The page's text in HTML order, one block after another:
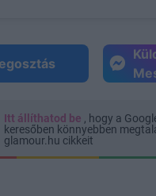
Itt állíthatod be , hogy a
keresőben könnyebben
glamour.hu cikkeit